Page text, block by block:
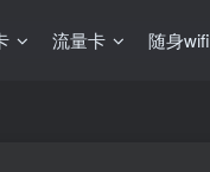
流量卡 随身wifi